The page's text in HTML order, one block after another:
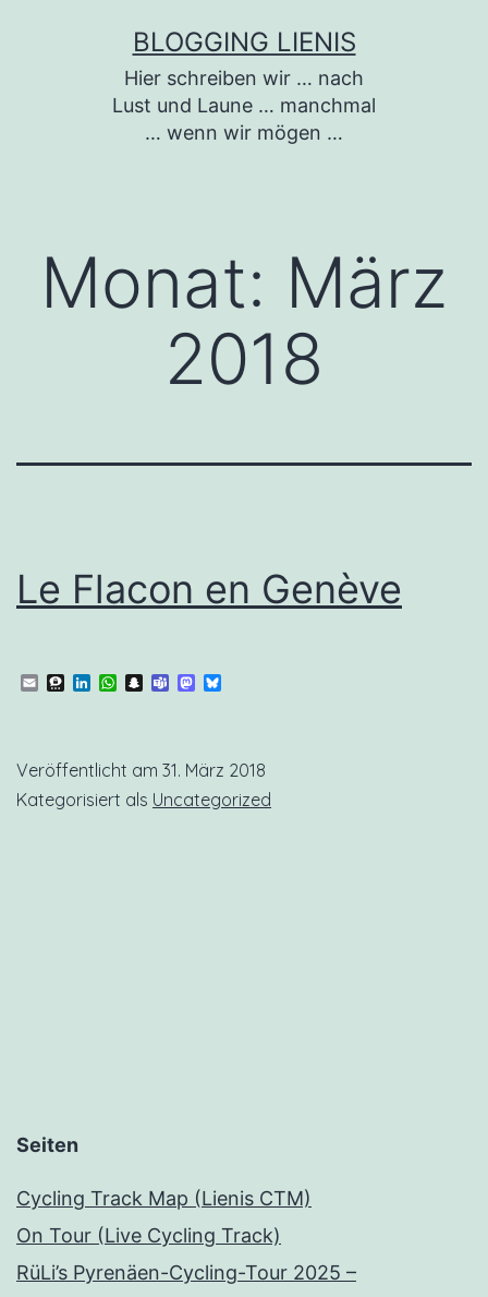
BLOGGING LIENIS
Hier schreiben wir … nach
Lust und Laune … manchmal
… wenn wir mögen …
Monat: März
2018
Le Flacon en Genève
EmailThreema
LinkedIn
WhatsApp
Snapchat
TeamsMastodon
Veröffentlicht am 31. März 2018
Kategorisiert als Uncategorized
Seiten
Cycling Track Map (Lienis CTM)
On Tour (Live Cycling Track)
RüLi’s Pyrenäen-Cycling-Tour 2025 –